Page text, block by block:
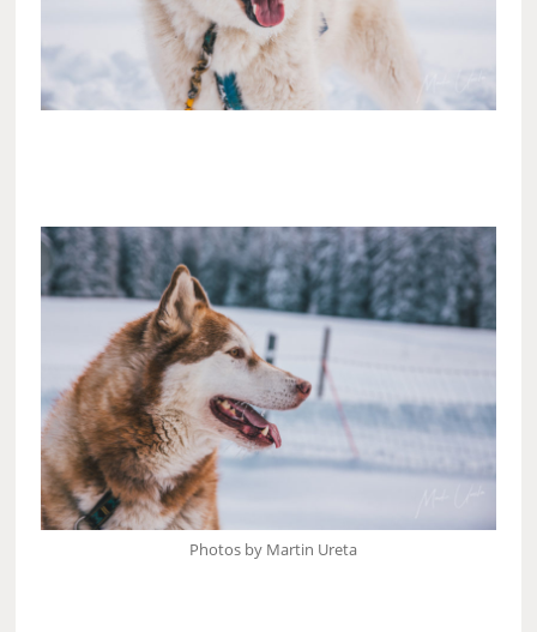
Photos by Martin Ureta